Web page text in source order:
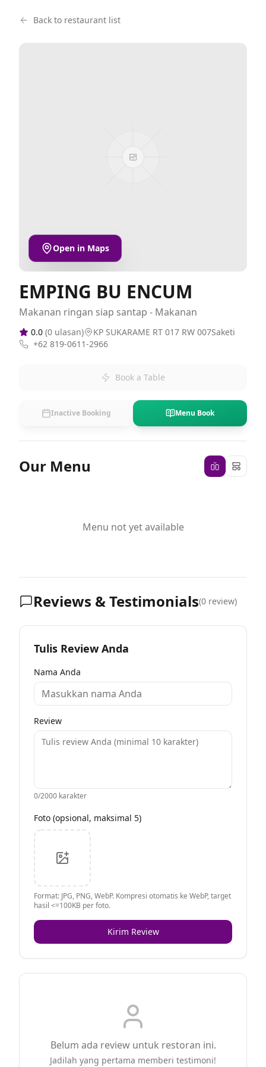
Back to restaurant list
Open in Maps
EMPING BU ENCUM
Makanan ringan siap santap - Makanan
0.0 (0 ulasan)
KP SUKARAME RT 017 RW 007Saketi
+62 819-0611-2966
Book a Table
Inactive Booking Menu Book
Our Menu
Menu not yet available
Reviews & Testimonials(0 review)
Tulis Review Anda
Nama Anda
Review
0/2000 karakter
Foto (opsional, maksimal 5)
Format: JPG, PNG, WebP. Kompresi otomatis ke WebP, target
hasil <=100KB per foto.
Kirim Review
Belum ada review untuk restoran ini.
Jadilah yang pertama memberi testimoni!